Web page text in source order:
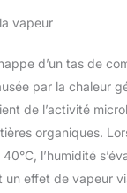
vapeur
d’un tas de
par la chaleur
de l’activité
organiques.
l’humidité
un effet de vapeur